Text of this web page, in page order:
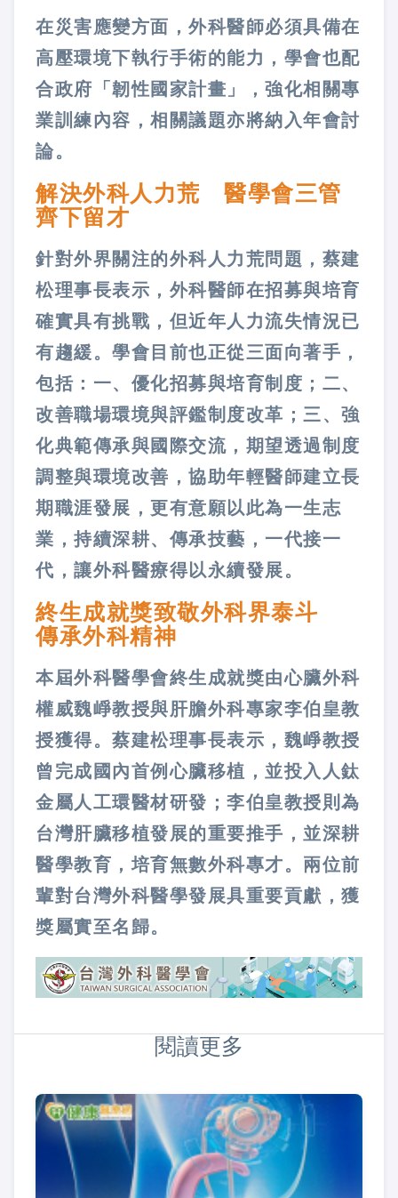
在災害應變方面，外科醫師必須具備在
高壓環境下執行手術的能力，學會也配
合政府「韌性國家計畫」，強化相關專
業訓練內容，相關議題亦將納入年會討
論。
解決外科人力荒 醫學會三管
齊下留才
針對外界關注的外科人力荒問題，蔡建
松理事長表示，外科醫師在招募與培育
確實具有挑戰，但近年人力流失情況已
有趨緩。學會目前也正從三面向著手，
包括：一、優化招募與培育制度；二、
改善職場環境與評鑑制度改革；三、強
化典範傳承與國際交流，期望透過制度
調整與環境改善，協助年輕醫師建立長
期職涯發展，更有意願以此為一生志
業，持續深耕、傳承技藝，一代接一
代，讓外科醫療得以永續發展。
終生成就獎致敬外科界泰斗
傳承外科精神
本屆外科醫學會終生成就獎由心臟外科
權威魏崢教授與肝膽外科專家李伯皇教
授獲得。蔡建松理事長表示，魏崢教授
曾完成國內首例心臟移植，並投入人鈦
金屬人工環醫材研發；李伯皇教授則為
台灣肝臟移植發展的重要推手，並深耕
醫學教育，培育無數外科專才。兩位前
輩對台灣外科醫學發展具重要貢獻，獲
獎屬實至名歸。
閱讀更多